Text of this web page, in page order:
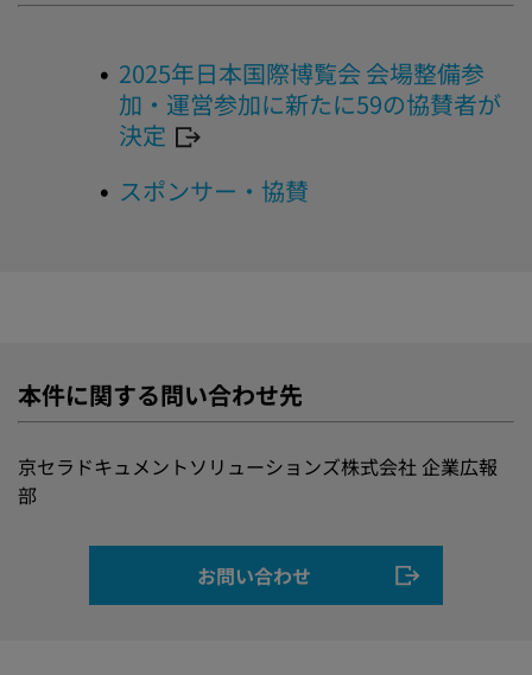
2025年日本国際博覧会 会場整備参
加・運営参加に新たに59の協賛者が
決定
スポンサー・協賛
本件に関する問い合わせ先
京セラドキュメントソリューションズ株式会社 企業広報
部
お問い合わせ